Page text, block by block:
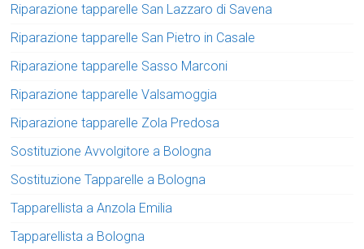
Riparazione tapparelle San Lazzaro di Savena
Riparazione tapparelle San Pietro in Casale
Riparazione tapparelle Sasso Marconi
Riparazione tapparelle Valsamoggia
Riparazione tapparelle Zola Predosa
Sostituzione Avvolgitore a Bologna
Sostituzione Tapparelle a Bologna
Tapparellista a Anzola Emilia
Tapparellista a Bologna